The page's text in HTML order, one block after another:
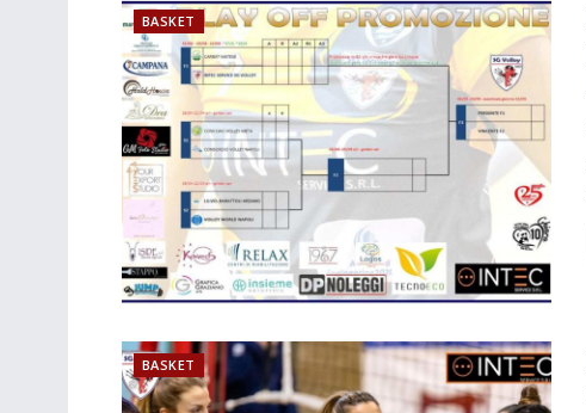
BASKET
BASKET